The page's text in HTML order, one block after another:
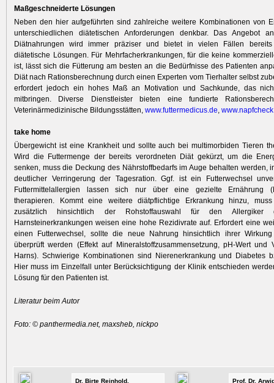
Maßgeschneiderte Lösungen
Neben den hier aufgeführten sind zahlreiche weitere Kombinationen von
unterschiedlichen diätetischen Anforderungen denkbar. Das Angebot
Diätnahrungen wird immer präziser und bietet in vielen Fällen
diätetische Lösungen. Für Mehrfacherkrankungen, für die keine
ist, lässt sich die Fütterung am besten an die Bedürfnisse des Patienten
Diät nach Rations­berechnung durch einen Experten vom Tierhalter selbst
erfordert jedoch ein hohes Maß an Motivation und Sachkunde, das
mitbringen. Diverse Dienstleister bieten eine fundierte
Veterinärmedizinische Bildungsstätten, www.futtermedicus.de, www.napfch
take home
Übergewicht ist eine Krankheit und sollte auch bei multimorbiden Tieren
Wird die Futtermenge der bereits verordneten Diät gekürzt, um die
senken, muss die Deckung des Nährstoffbedarfs im Auge behalten werden,
deutlicher Verringerung der Tagesration. Ggf. ist ein Futterwechsel
Futtermittelallergien lassen sich nur über eine gezielte Ernährung
therapieren. Kommt eine weitere diätpflichtige Erkrankung hinzu,
zusätzlich hinsichtlich der Rohstoffauswahl für den Allergiker
Harnsteinerkrankungen weisen eine hohe Rezidivrate auf. Erfordert eine
einen Futterwechsel, sollte die neue Nahrung hinsichtlich ihrer
überprüft werden (Effekt auf Mineralstoffzusammensetzung, pH-Wert und
Harns). Schwierige Kombina­tionen sind Nierenerkrankung und Diabetes
Hier muss im Einzelfall unter Berücksichtigung der Klinik entschieden
Lösung für den Patienten ist.
Literatur beim Autor
Foto: © panthermedia.net, maxsheb, nickpo
Dr. Birte Reinhold,
Prof. Dr.